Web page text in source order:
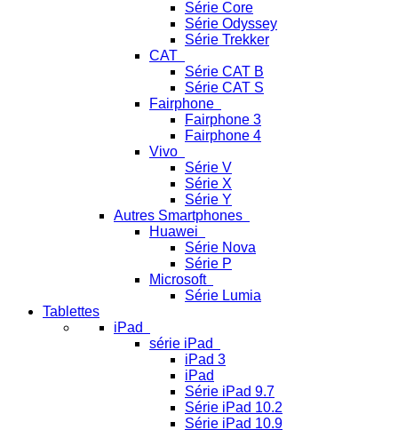
Série Core
Série Odyssey
Série Trekker
CAT
Série CAT B
Série CAT S
Fairphone
Fairphone 3
Fairphone 4
Vivo
Série V
Série X
Série Y
Autres Smartphones
Huawei
Série Nova
Série P
Microsoft
Série Lumia
Tablettes
iPad
série iPad
iPad 3
iPad
Série iPad 9.7
Série iPad 10.2
Série iPad 10.9